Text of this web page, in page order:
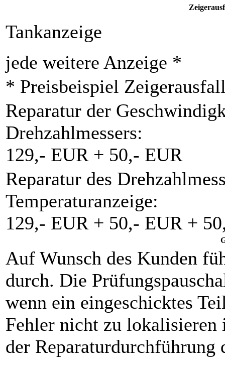
Tankanzeige
jede weitere Anzeige *
* Preisbeispiel
Reparatur der
Drehzahlmessers:
129,- EUR + 50,- EUR
Reparatur des
Temperaturanzeige:
129,- EUR + 50,- EUR +
Auf Wunsch des Kunden
durch. Die
wenn ein eingeschicktes
Fehler nicht zu lokalisieren
der